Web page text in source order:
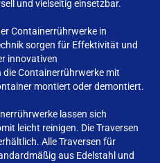
und vielseitig einsetzbar.
Containerrührwerke in
sorgen für Effektivität und
innovativen
Containerrührwerke mit
montiert oder demontiert.
lassen sich
leicht reinigen. Die Traversen
Alle Traversen für
aus Edelstahl und